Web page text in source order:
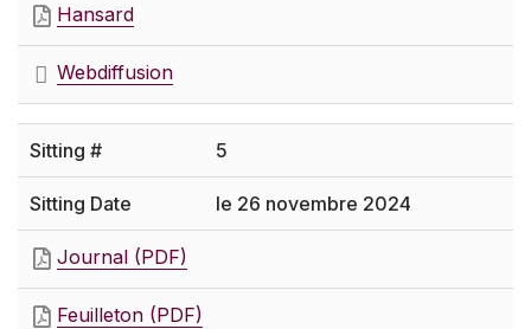
Hansard
Webdiffusion
5
le 26 novembre 2024
Journal (PDF)
Feuilleton (PDF)